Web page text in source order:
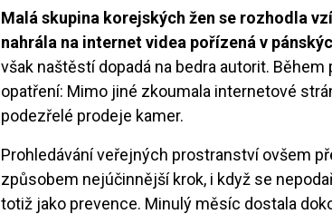
Malá skupina korejských žen se rozhodla
nahrála na internet videa pořízená v
však naštěstí dopadá na bedra autorit.
opatření: Mimo jiné zkoumala internetové
podezřelé prodeje kamer.
Prohledávání veřejných prostranství ovšem
způsobem nejúčinnější krok, i když se
totiž jako prevence. Minulý měsíc dostala